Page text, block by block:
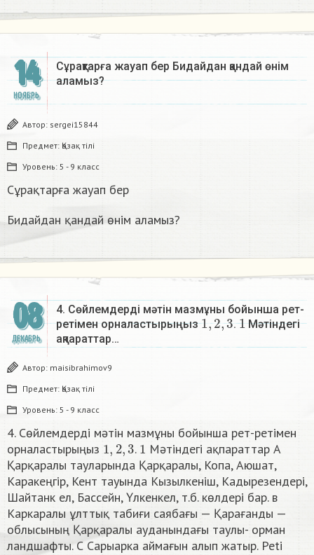
14
НОЯБРЬ
Сұрақтарға жауап бер Бидайдан қандай өнім
аламыз?
Автор: sergei15844
Предмет: Қазақ тiлi
Уровень: 5 - 9 класс
Сұрақтарға жауап бер
Бидайдан қандай өнім аламыз?
08
ДЕКАБРЬ
4. Сөйлемдерді мәтін мазмұны бойынша рет-
ретімен орналастырыңыз
1,2,3
.
1
Мәтіндегі
ақпараттар…
Автор: maisibrahimov9
Предмет: Қазақ тiлi
Уровень: 5 - 9 класс
4. Сөйлемдерді мәтін мазмұны бойынша рет-ретімен
орналастырыңыз 1,2, 3 .1 Мәтіндегі ақпараттар А
Қарқаралы тауларында Қарқаралы, Копа, Аюшат,
Каракеңгір, Кент тауында Кызылкенiш, Кадырезендері,
Шайтанк ел, Бассейн, Үлкенкел, т.б. көлдері бар. в
Каркаралы ұлттық табиғи саябағы — Қарағанды —
облысының Қарқаралы ауданындағы таулы- орман
ландшафты. С Сарыарка аймағын алып жатыр. Peti​